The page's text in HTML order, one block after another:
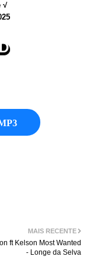
√
MAIS RECENTE
ft Kelson Most Wanted
- Longe da Selva